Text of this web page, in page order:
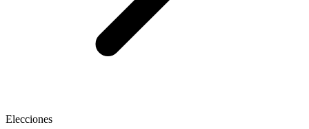
Elecciones